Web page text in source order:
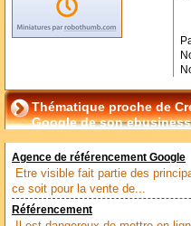
Thématique proche de
Google de son ebusiness
Agence de référencement Google
Etre visible fait partie des
ce soit pour la vente de...
Référencement